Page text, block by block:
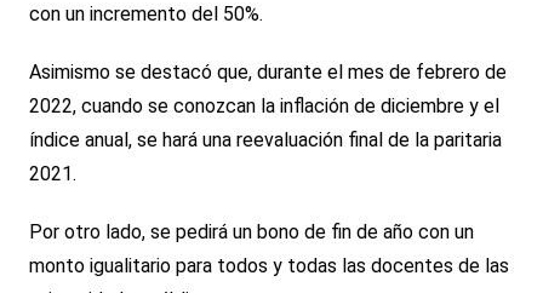
con un incremento del 50%.
Asimismo se destacó que, durante el mes de febrero de
2022, cuando se conozcan la inflación de diciembre y el
índice anual, se hará una reevaluación final de la paritaria
2021.
Por otro lado, se pedirá un bono de fin de año con un
monto igualitario para todos y todas las docentes de las